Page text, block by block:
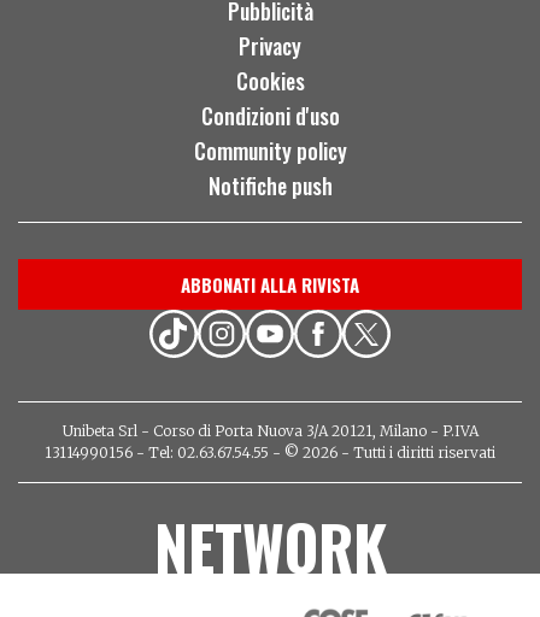
Pubblicità
Privacy
Cookies
Condizioni d'uso
Community policy
Notifiche push
ABBONATI ALLA RIVISTA
Unibeta Srl - Corso di Porta Nuova 3/A 20121, Milano - P.IVA
13114990156 - Tel: 02.63.67.54.55 - © 2026 - Tutti i diritti riservati
NETWORK